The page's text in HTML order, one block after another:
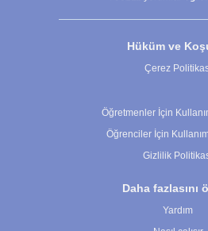
Hüküm ve
Çerez
Öğretmenler İçin
Öğrenciler İçin
Gizlilik
Daha fazlasını
Yardım